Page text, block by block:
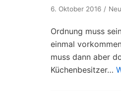
6. Oktober 2016
Ordnung muss
einmal
muss dann aber
Küchenbesitzer…